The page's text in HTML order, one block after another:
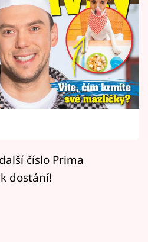
Vary
číslo Prima
dostání!